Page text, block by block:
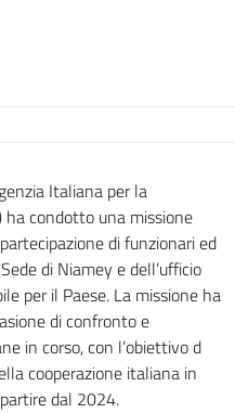
Italiana per la
ha condotto una missione
di funzionari ed
di Niamey e dell’ufficio
per il Paese. La missione ha
di confronto e
in corso, con l’obiettivo d
cooperazione italiana in
dal 2024.